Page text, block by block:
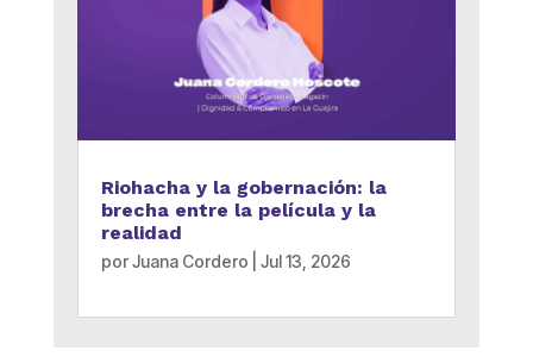
Riohacha y la gobernación: la
brecha entre la película y la
realidad
porJuana Cordero Jul 13, 2026